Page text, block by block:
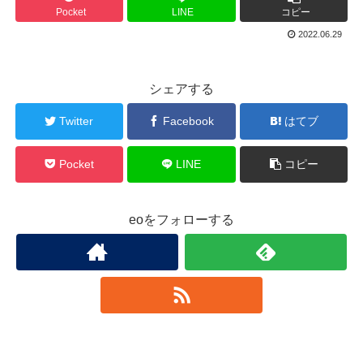
Pocket LINE コピー
2022.06.29
シェアする
Twitter Facebook はてブ
Pocket LINE コピー
eoをフォローする